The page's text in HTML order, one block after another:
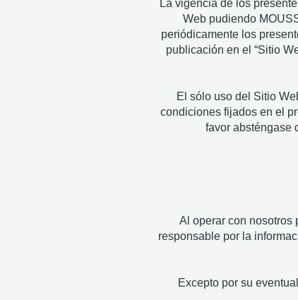
La vigencia de los
Web pudiendo
periódicamente los
publicación en el “Sitio
El sólo uso del Sitio
condiciones fijados en el
favor absténgase
Al operar con nosotros
responsable por la
Excepto por su